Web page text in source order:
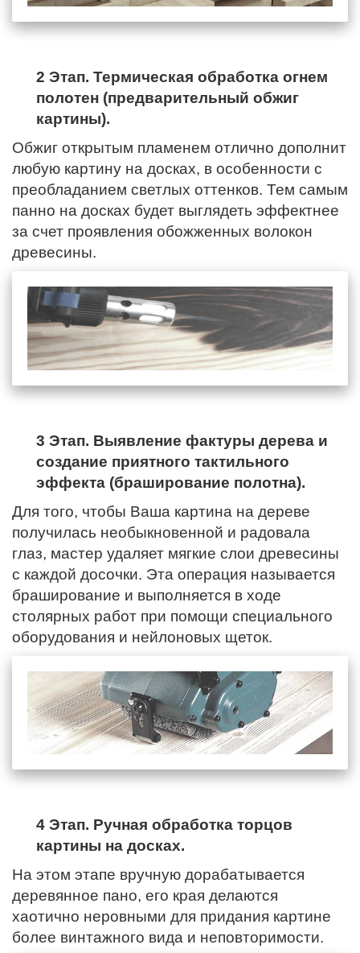
2 Этап. Термическая обработка огнем
полотен (предварительный обжиг
картины).
Обжиг открытым пламенем отлично дополнит
любую картину на досках, в особенности с
преобладанием светлых оттенков. Тем самым
панно на досках будет выглядеть эффектнее
за счет проявления обожженных волокон
древесины.
3 Этап. Выявление фактуры дерева и
создание приятного тактильного
эффекта (браширование полотна).
Для того, чтобы Ваша картина на дереве
получилась необыкновенной и радовала
глаз, мастер удаляет мягкие слои древесины
с каждой досочки. Эта операция называется
браширование и выполняется в ходе
столярных работ при помощи специального
оборудования и нейлоновых щеток.
4 Этап. Ручная обработка торцов
картины на досках.
На этом этапе вручную дорабатывается
деревянное пано, его края делаются
хаотично неровными для придания картине
более винтажного вида и неповторимости.